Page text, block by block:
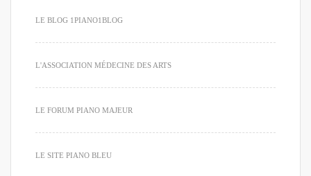
LE BLOG 1PIANO1BLOG
L'ASSOCIATION MÉDECINE DES ARTS
LE FORUM PIANO MAJEUR
LE SITE PIANO BLEU